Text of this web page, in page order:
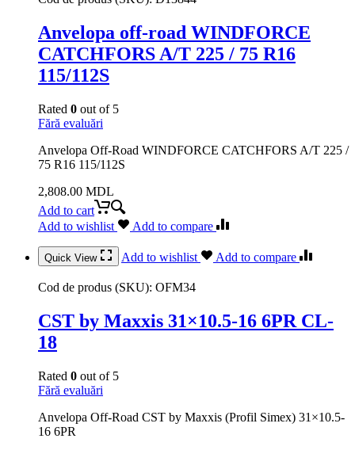
Anvelopa off-road WINDFORCE
CATCHFORS A/T 225 / 75 R16
115/112S
Rated 0 out of 5
Fără evaluări
Anvelopa Off-Road WINDFORCE CATCHFORS A/T 225 /
75 R16 115/112S
2,808.00 MDL
Add to cart
Add to wishlist
Add to compare
Quick View Add to wishlist Add to compare
Cod de produs (SKU): OFM34
CST by Maxxis 31×10.5-16 6PR CL-
18
Rated 0 out of 5
Fără evaluări
Anvelopa Off-Road CST by Maxxis (Profil Simex) 31×10.5-
16 6PR